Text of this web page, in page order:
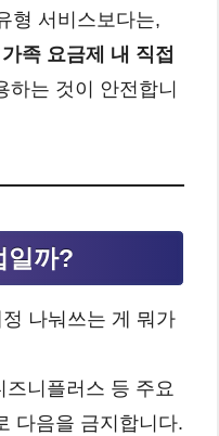
형 서비스보다는,
족 요금제 내 직접
하는 것이 안전합니
일까?
나눠쓰는 게 뭐가
니플러스 등 주요
다음을 금지합니다.